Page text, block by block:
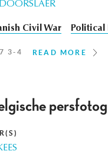
Civil War Political
3-4 READ MORE